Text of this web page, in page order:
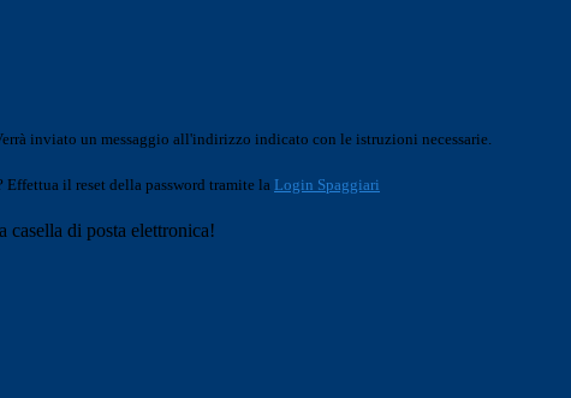
inviato un messaggio all'indirizzo indicato con le istruzioni necessarie.
Effettua il reset della password tramite la Login Spaggiari
casella di posta elettronica!